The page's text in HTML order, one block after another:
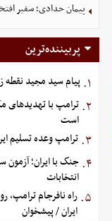
پیمان حدادی؛ سفیر
پربیننده‌ترین
۱. پیام سید مجید نقطه
۲. ترامپ با تهدیدهای
است
۳. ترامپ وعده تسلیم
۴. جنگ با ایران؛
انتخابات
۵. راه نافرجام
ایران / پیشخوان